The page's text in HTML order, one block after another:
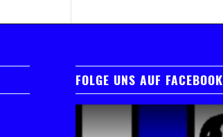
FOLGE UNS AUF FACEBOOK